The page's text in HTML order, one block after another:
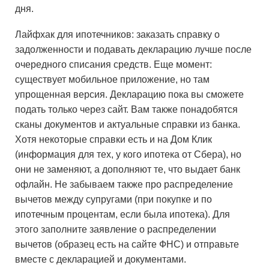
дня.
Лайфхак для ипотечников: заказать справку о
задолженности и подавать декларацию лучше после
очередного списания средств. Еще момент:
существует мобильное приложение, но там
упрощенная версия. Декларацию пока вы сможете
подать только через сайт. Вам также понадобятся
сканы документов и актуальные справки из банка.
Хотя некоторые справки есть и на Дом Клик
(информация для тех, у кого ипотека от Сбера), но
они не заменяют, а дополняют те, что выдает банк
офлайн. Не забываем также про распределение
вычетов между супругами (при покупке и по
ипотечным процентам, если была ипотека). Для
этого заполните заявление о распределении
вычетов (образец есть на сайте ФНС) и отправьте
вместе с декларацией и документами.